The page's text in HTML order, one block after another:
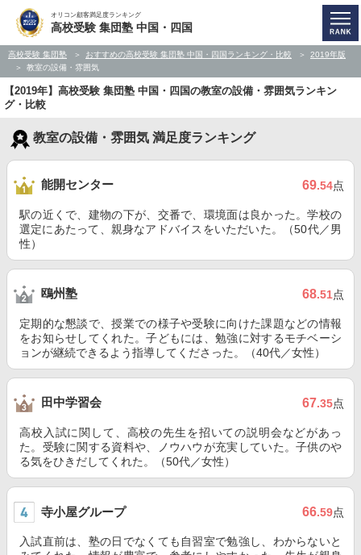
オリコン顧客満足度ランキング
高校受験 集団塾 中国・四国
高校受験 集団塾 おすすめの高校受験 集団塾 中国・四国ランキング・比較
2019年版
教室の設備・雰囲気
【2019年】高校受験 集団塾 中国・四国の教室の設備・雰囲気ランキン
グ・比較
教室の設備・雰囲気 満足度ランキング
能開センター 69.54点
駅の近くで、建物の下が、交番で、環境面は良かった。学校の
選定にあたって、親身なアドバイスをいただいた。（50代／男
性）
鴎州塾 68.51点
定期的な懇談で、授業での様子や受験に向けた課題などの情報
をお知らせしてくれた。子どもには、勉強に対するモチベーシ
ョンが継続できるよう指導してくださった。（40代／女性）
田中学習会 67.35点
高校入試に関して、高校の先生を招いての説明会などがあっ
た。受験に関する資料や、ノウハウが充実していた。子供のや
る気をひきだしてくれた。（50代／女性）
寺小屋グループ 66.59点
入試直前は、塾の日でなくても自習室で勉強し、わからないと